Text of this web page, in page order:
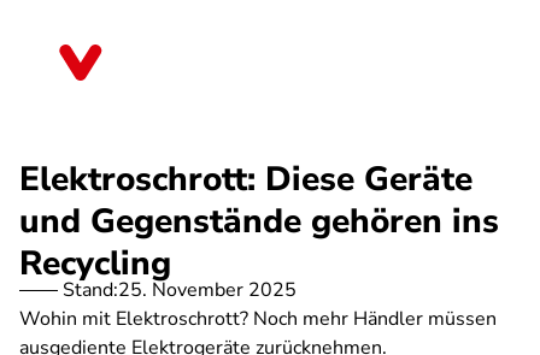
Elektroschrott: Diese Geräte
und Gegenstände gehören ins
Recycling
Stand:25. November 2025
Wohin mit Elektroschrott? Noch mehr Händler müssen
ausgediente Elektrogeräte zurücknehmen.